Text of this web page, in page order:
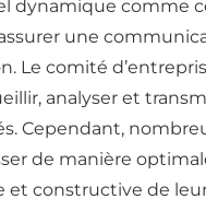
dynamique comme
une
Le comité
analyser et
Cependant,
de manière
constructive de